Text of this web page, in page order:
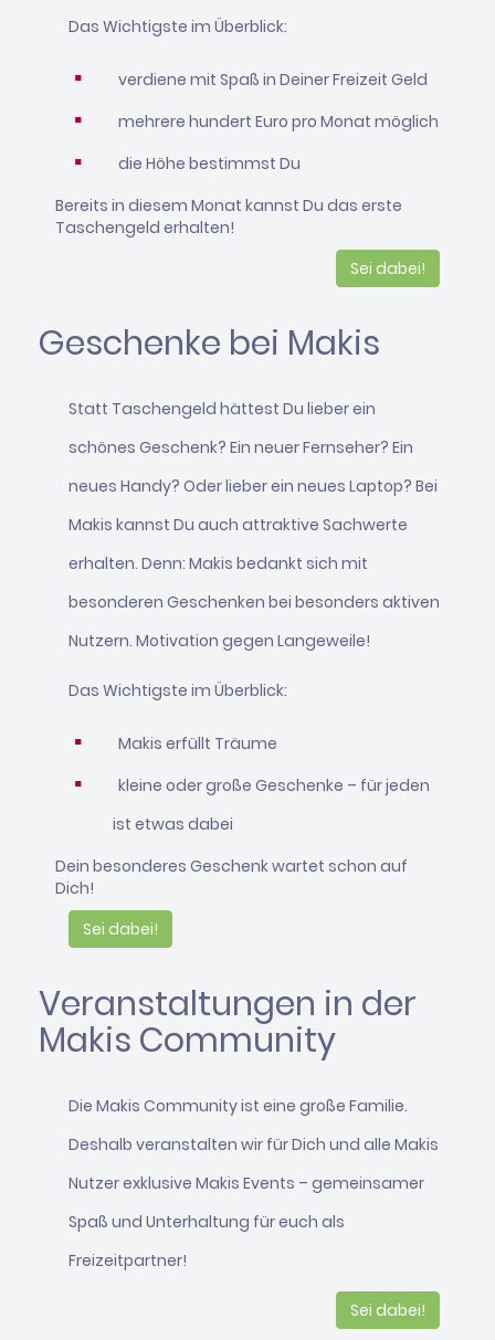
Das Wichtigste im Überblick:
verdiene mit Spaß in Deiner Freizeit Geld
mehrere hundert Euro pro Monat möglich
die Höhe bestimmst Du
Bereits in diesem Monat kannst Du das erste
Taschengeld erhalten!
Sei dabei!
Geschenke bei Makis
Statt Taschengeld hättest Du lieber ein
schönes Geschenk? Ein neuer Fernseher? Ein
neues Handy? Oder lieber ein neues Laptop? Bei
Makis kannst Du auch attraktive Sachwerte
erhalten. Denn: Makis bedankt sich mit
besonderen Geschenken bei besonders aktiven
Nutzern. Motivation gegen Langeweile!
Das Wichtigste im Überblick:
Makis erfüllt Träume
kleine oder große Geschenke – für jeden
ist etwas dabei
Dein besonderes Geschenk wartet schon auf
Dich!
Sei dabei!
Veranstaltungen in der
Makis Community
Die Makis Community ist eine große Familie.
Deshalb veranstalten wir für Dich und alle Makis
Nutzer exklusive Makis Events – gemeinsamer
Spaß und Unterhaltung für euch als
Freizeitpartner!
Sei dabei!